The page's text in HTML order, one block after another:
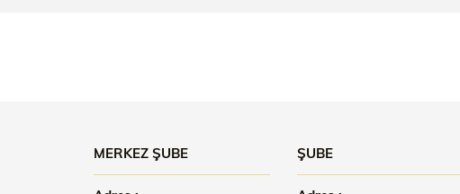
MERKEZ ŞUBE ŞUBE